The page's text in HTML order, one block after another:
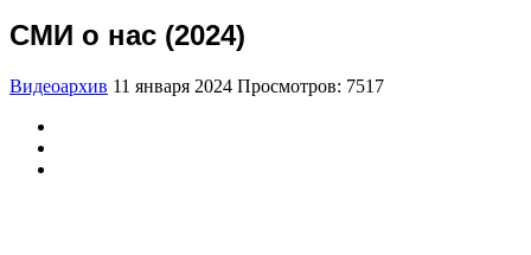
СМИ о нас (2024)
Видеоархив 11 января 2024 Просмотров: 7517